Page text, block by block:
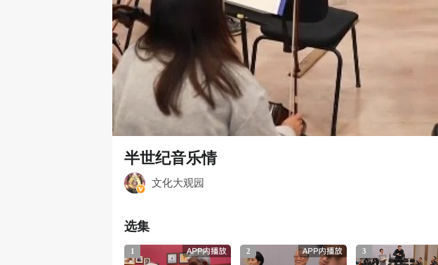
00:00
半世纪音乐情
文化大观园
选集
1 2 3